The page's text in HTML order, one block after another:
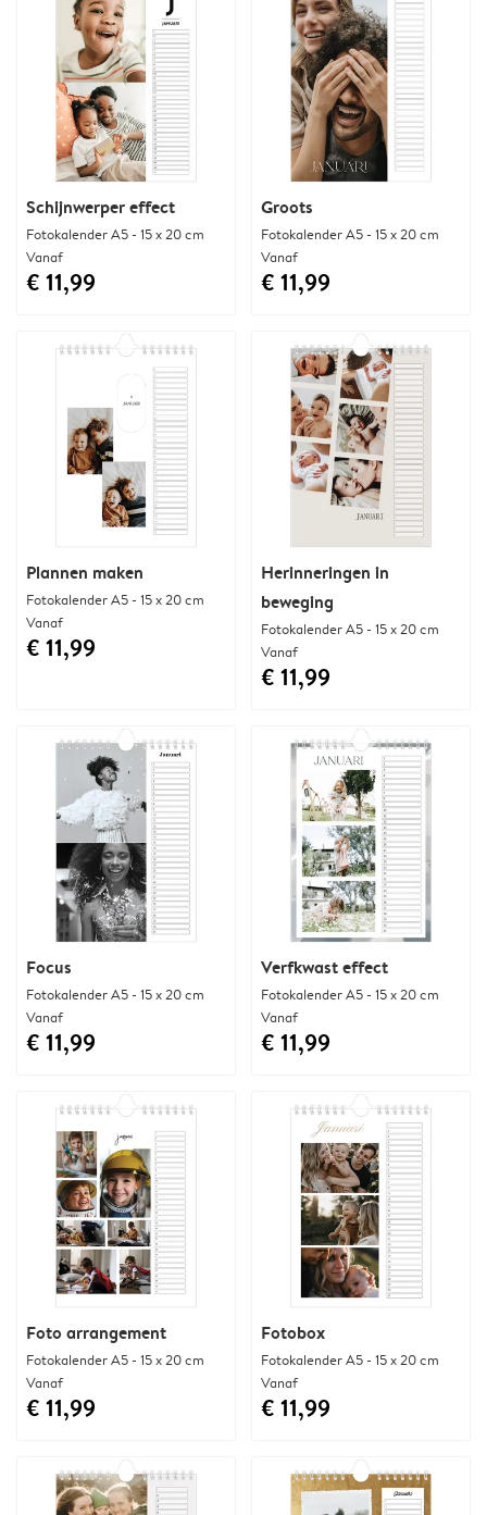
Schijnwerper effect
Fotokalender A5 - 15 x 20 cm
Vanaf
€ 11,99
Groots
Fotokalender A5 - 15 x 20 cm
Vanaf
€ 11,99
Plannen maken
Fotokalender A5 - 15 x 20 cm
Vanaf
€ 11,99
Herinneringen in
beweging
Fotokalender A5 - 15 x 20 cm
Vanaf
€ 11,99
Focus
Fotokalender A5 - 15 x 20 cm
Vanaf
€ 11,99
Verfkwast effect
Fotokalender A5 - 15 x 20 cm
Vanaf
€ 11,99
Foto arrangement
Fotokalender A5 - 15 x 20 cm
Vanaf
€ 11,99
Fotobox
Fotokalender A5 - 15 x 20 cm
Vanaf
€ 11,99